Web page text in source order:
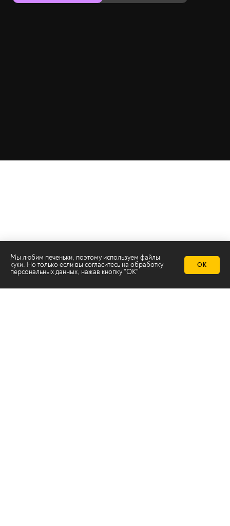
Мы любим печеньки, поэтому используем файлы
куки. Но только если вы согласитесь на обработку
персональных данных, нажав кнопку "ОК"
ОК